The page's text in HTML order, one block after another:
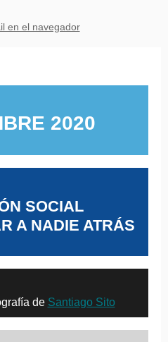
en el navegador
2020
SOCIAL
A NADIE ATRÁS
de Santiago Sito